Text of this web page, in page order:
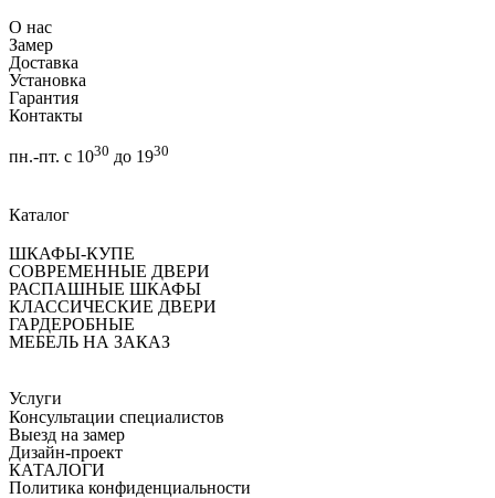
О нас
Замер
Доставка
Установка
Гарантия
Контакты
пн.-пт. с 1030 до 1930
Каталог
ШКАФЫ-КУПЕ
СОВРЕМЕННЫЕ ДВЕРИ
РАСПАШНЫЕ ШКАФЫ
КЛАССИЧЕСКИЕ ДВЕРИ
ГАРДЕРОБНЫЕ
МЕБЕЛЬ НА ЗАКАЗ
Услуги
Консультации специалистов
Выезд на замер
Дизайн-проект
КАТАЛОГИ
Политика конфиденциальности